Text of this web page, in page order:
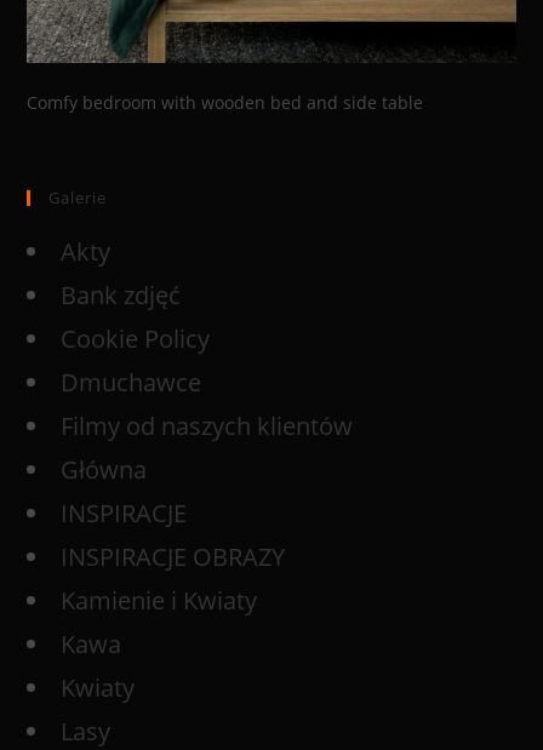
Comfy bedroom with wooden bed and side table
Galerie
Akty
Bank zdjęć
Cookie Policy
Dmuchawce
Filmy od naszych klientów
Główna
INSPIRACJE
INSPIRACJE OBRAZY
Kamienie i Kwiaty
Kawa
Kwiaty
Lasy